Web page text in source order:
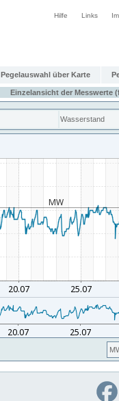
Hilfe Links
Pegelauswahl über Karte
Einzelansicht der Messwerte
Wasserstand